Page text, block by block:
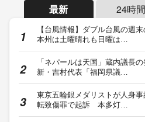
最新 24時間
【台風情報】ダブル台風の週
本州は土曜晴れも日曜は…
「ネパールは天国」蔵内議長
新・吉村代表「福岡県議…
東京五輪銀メダリストが人身
転致傷罪で起訴 本多灯…